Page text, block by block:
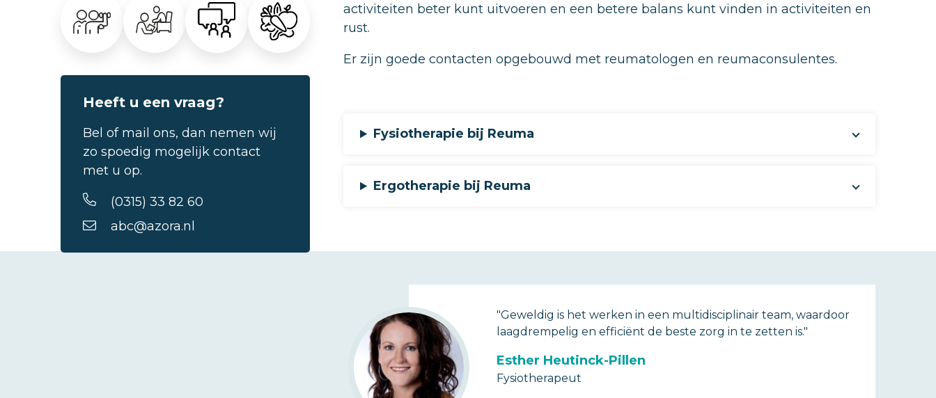
activiteiten beter kunt uitvoeren en een betere balans kunt vinden in activiteiten en
rust.
Er zijn goede contacten opgebouwd met reumatologen en reumaconsulentes.
Fysiotherapie bij Reuma
Ergotherapie bij Reuma
"Geweldig is het werken in een multidisciplinair team, waardoor
laagdrempelig en efficiënt de beste zorg in te zetten is."
Esther Heutinck-Pillen
Fysiotherapeut
Heeft u een vraag?
Bel of mail ons, dan nemen wij
zo spoedig mogelijk contact
met u op.
(0315) 33 82 60
abc@azora.nl